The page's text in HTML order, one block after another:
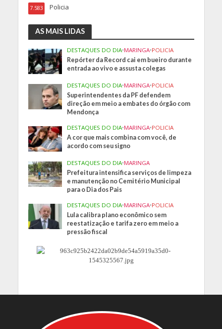
Policia
7.583
AS MAIS LIDAS
DESTAQUES DO DIA•MARINGA•POLICIA
Repórter da Record cai em bueiro durante
entrada ao vivo e assusta colegas
DESTAQUES DO DIA•MARINGA•POLICIA
Superintendentes da PF defendem
direção em meio a embates do órgão com
Mendonça
DESTAQUES DO DIA•MARINGA•POLICIA
A cor que mais combina com você, de
acordo com seu signo
DESTAQUES DO DIA•MARINGA
Prefeitura intensifica serviços de limpeza
e manutenção no Cemitério Municipal
para o Dia dos Pais
DESTAQUES DO DIA•MARINGA•POLICIA
Lula calibra plano econômico sem
reestatização e tarifa zero em meio a
pressão fiscal